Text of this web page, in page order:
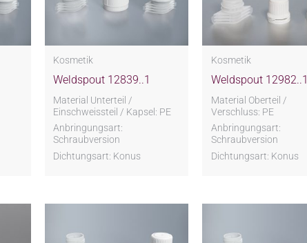
Kosmetik
Weldspout 12839..1
Material Unterteil /
Einschweissteil / Kapsel: PE
Anbringungsart:
Schraubversion
Dichtungsart: Konus
Kosmetik
Weldspout 12982..1
Material Oberteil /
Verschluss: PE
Anbringungsart:
Schraubversion
Dichtungsart: Konus